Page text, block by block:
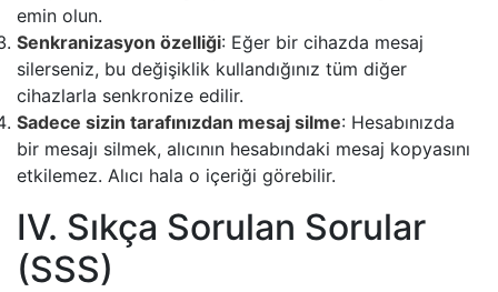
emin olun.
Senkranizasyon özelliği: Eğer bir cihazda mesaj
silerseniz, bu değişiklik kullandığınız tüm diğer
cihazlarla senkronize edilir.
Sadece sizin tarafınızdan mesaj silme: Hesabınızda
bir mesajı silmek, alıcının hesabındaki mesaj kopyasını
etkilemez. Alıcı hala o içeriği görebilir.
IV. Sıkça Sorulan Sorular
(SSS)